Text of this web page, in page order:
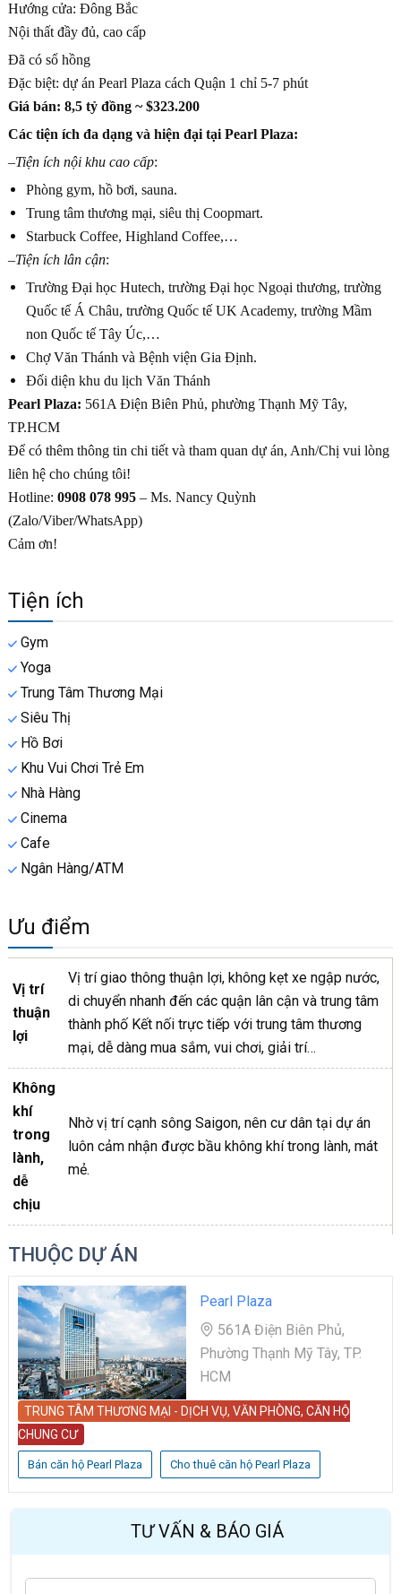
Hướng cửa: Đông Bắc
Nội thất đầy đủ, cao cấp
Đã có sổ hồng
Đặc biệt: dự án Pearl Plaza cách Quận 1 chỉ 5-7 phút
Giá bán: 8,5 tỷ đồng ~ $323.200
Các tiện ích đa dạng và hiện đại tại Pearl Plaza:
–Tiện ích nội khu cao cấp:
Phòng gym, hồ bơi, sauna.
Trung tâm thương mại, siêu thị Coopmart.
Starbuck Coffee, Highland Coffee,…
–Tiện ích lân cận:
Trường Đại học Hutech, trường Đại học Ngoại thương, trường
Quốc tế Á Châu, trường Quốc tế UK Academy, trường Mầm
non Quốc tế Tây Úc,…
Chợ Văn Thánh và Bệnh viện Gia Định.
Đối diện khu du lịch Văn Thánh
Pearl Plaza: 561A Điện Biên Phủ, phường Thạnh Mỹ Tây,
TP.HCM
Để có thêm thông tin chi tiết và tham quan dự án, Anh/Chị vui lòng
liên hệ cho chúng tôi!
Hotline: 0908 078 995– Ms. Nancy Quỳnh
(Zalo/Viber/WhatsApp)
Cảm ơn!
Tiện ích
Gym
Yoga
Trung Tâm Thương Mại
Siêu Thị
Hồ Bơi
Khu Vui Chơi Trẻ Em
Nhà Hàng
Cinema
Cafe
Ngân Hàng/ATM
Ưu điểm
Vị trí
thuận
lợi
Vị trí giao thông thuận lợi, không kẹt xe ngập nước,
di chuyển nhanh đến các quận lân cận và trung tâm
thành phố Kết nối trực tiếp với trung tâm thương
mại, dễ dàng mua sắm, vui chơi, giải trí…
Không
khí
trong
lành,
dễ
chịu
Nhờ vị trí cạnh sông Saigon, nên cư dân tại dự án
luôn cảm nhận được bầu không khí trong lành, mát
mẻ.
THUỘC DỰ ÁN
Pearl Plaza
561A Điện Biên Phủ,
Phường Thạnh Mỹ Tây, TP.
HCM
TRUNG TÂM THƯƠNG MẠI - DỊCH VỤ, VĂN PHÒNG, CĂN HỘ
CHUNG CƯ
Bán căn hộ Pearl Plaza Cho thuê căn hộ Pearl Plaza
TƯ VẤN & BÁO GIÁ
H